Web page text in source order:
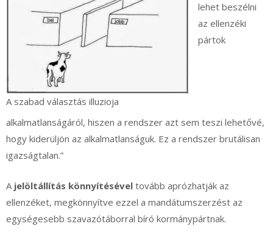
A szabad választás illuzioja
lehet beszélni
az ellenzéki
pártok
alkalmatlanságáról, hiszen a rendszer azt sem teszi lehetővé,
hogy kiderüljön az alkalmatlanságuk. Ez a rendszer brutálisan
igazságtalan.”
A jelöltállítás könnyítésével tovább aprózhatják az
ellenzéket, megkönnyítve ezzel a mandátumszerzést az
egységesebb szavazótáborral bíró kormánypártnak.